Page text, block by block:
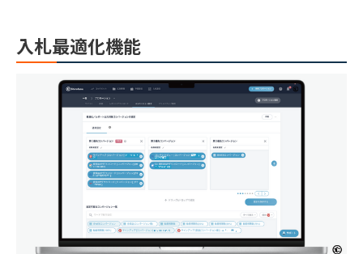
入札最適化機能